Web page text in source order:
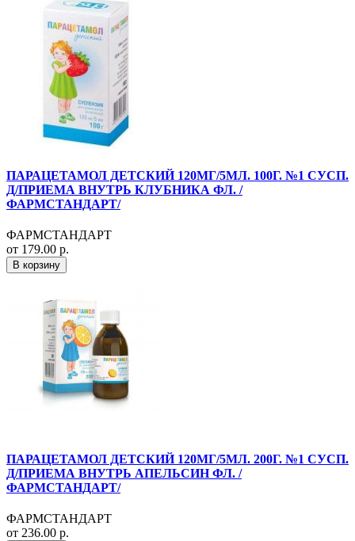
ПАРАЦЕТАМОЛ ДЕТСКИЙ 120МГ/5МЛ. 100Г. №1 СУСП.
Д/ПРИЕМА ВНУТРЬ КЛУБНИКА ФЛ. /
ФАРМСТАНДАРТ/
ФАРМСТАНДАРТ
от 179.00 р.
В корзину
ПАРАЦЕТАМОЛ ДЕТСКИЙ 120МГ/5МЛ. 200Г. №1 СУСП.
Д/ПРИЕМА ВНУТРЬ АПЕЛЬСИН ФЛ. /
ФАРМСТАНДАРТ/
ФАРМСТАНДАРТ
от 236.00 р.